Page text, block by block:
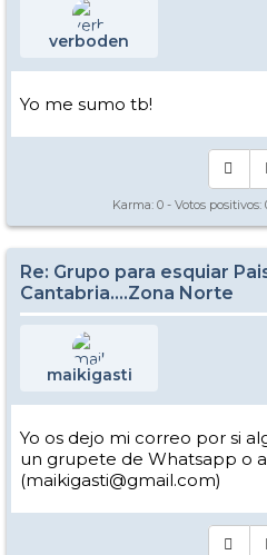
verboden
Yo me sumo tb!
Karma: 0 - Votos positivos:
Re: Grupo para esquiar
Cantabria....Zona Norte
maikigasti
Yo os dejo mi correo por si
un grupete de Whatsapp o
(maikigasti@gmail.com)